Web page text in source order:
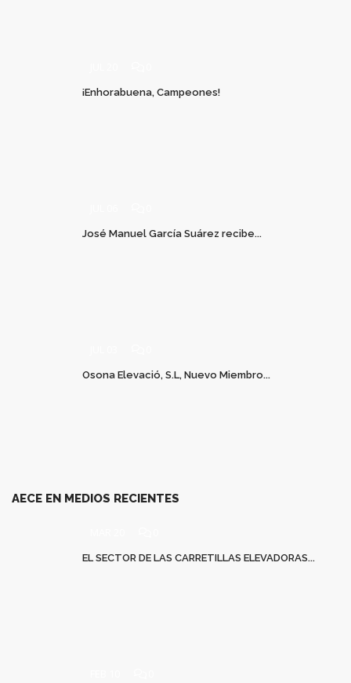
¡Enhorabuena, Campeones!
José Manuel García Suárez recibe...
Osona Elevació, S.L, Nuevo Miembro...
AECE EN MEDIOS RECIENTES
EL SECTOR DE LAS CARRETILLAS ELEVADORAS...